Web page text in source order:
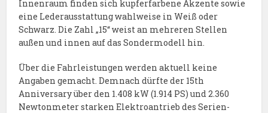
Innenraum finden sich kupferfarbene Akzente sowie
eine Lederausstattung wahlweise in Weiß oder
Schwarz. Die Zahl „15“ weist an mehreren Stellen
außen und innen auf das Sondermodell hin.
Über die Fahrleistungen werden aktuell keine
Angaben gemacht. Demnach dürfte der 15th
Anniversary über den 1.408 kW (1.914 PS) und 2.360
Newtonmeter starken Elektroantrieb des Serien-